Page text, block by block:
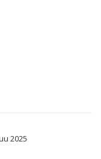
2025